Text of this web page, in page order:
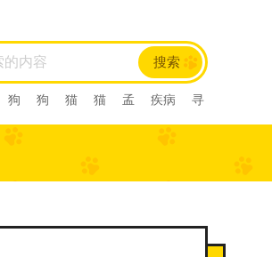
搜索
狗 狗 猫 猫 孟 疾病
寻